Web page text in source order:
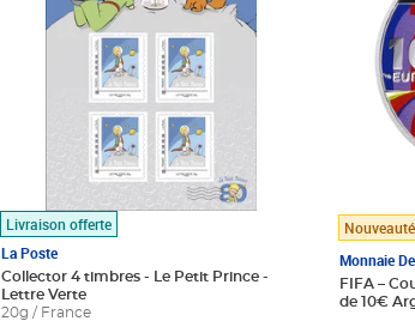
Livraison offerte
La Poste
Collector 4 timbres - Le Petit Prince -
Lettre Verte
20g / France
Nouveauté
Monnaie
FIFA –
de 10€